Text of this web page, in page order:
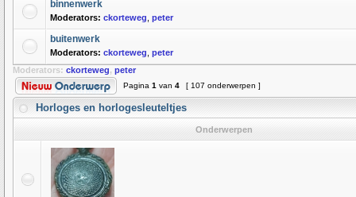
binnenwerk
Moderators: ckorteweg peter
buitenwerk
Moderators: ckorteweg peter
Moderators: ckorteweg, peter
Pagina 1 van 4 [ 107 onderwerpen ]
Horloges en horlogesleuteltjes
Onderwerpen